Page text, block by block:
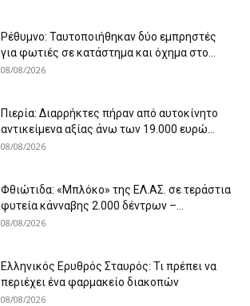
Ρέθυμνο: Ταυτοποιήθηκαν δύο εμπρηστές
για φωτιές σε κατάστημα και όχημα στο...
08/08/2026
Πιερία: Διαρρήκτες πήραν από αυτοκίνητο
αντικείμενα αξίας άνω των 19.000 ευρώ...
08/08/2026
Φθιώτιδα: «Μπλόκο» της ΕΛ.ΑΣ. σε τεράστια
φυτεία κάνναβης 2.000 δέντρων –...
08/08/2026
Ελληνικός Ερυθρός Σταυρός: Τι πρέπει να
περιέχει ένα φαρμακείο διακοπών
08/08/2026